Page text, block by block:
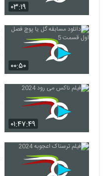
۰۳:۱۹
۰۰:۵۰
۰۱:۴۷:۴۹